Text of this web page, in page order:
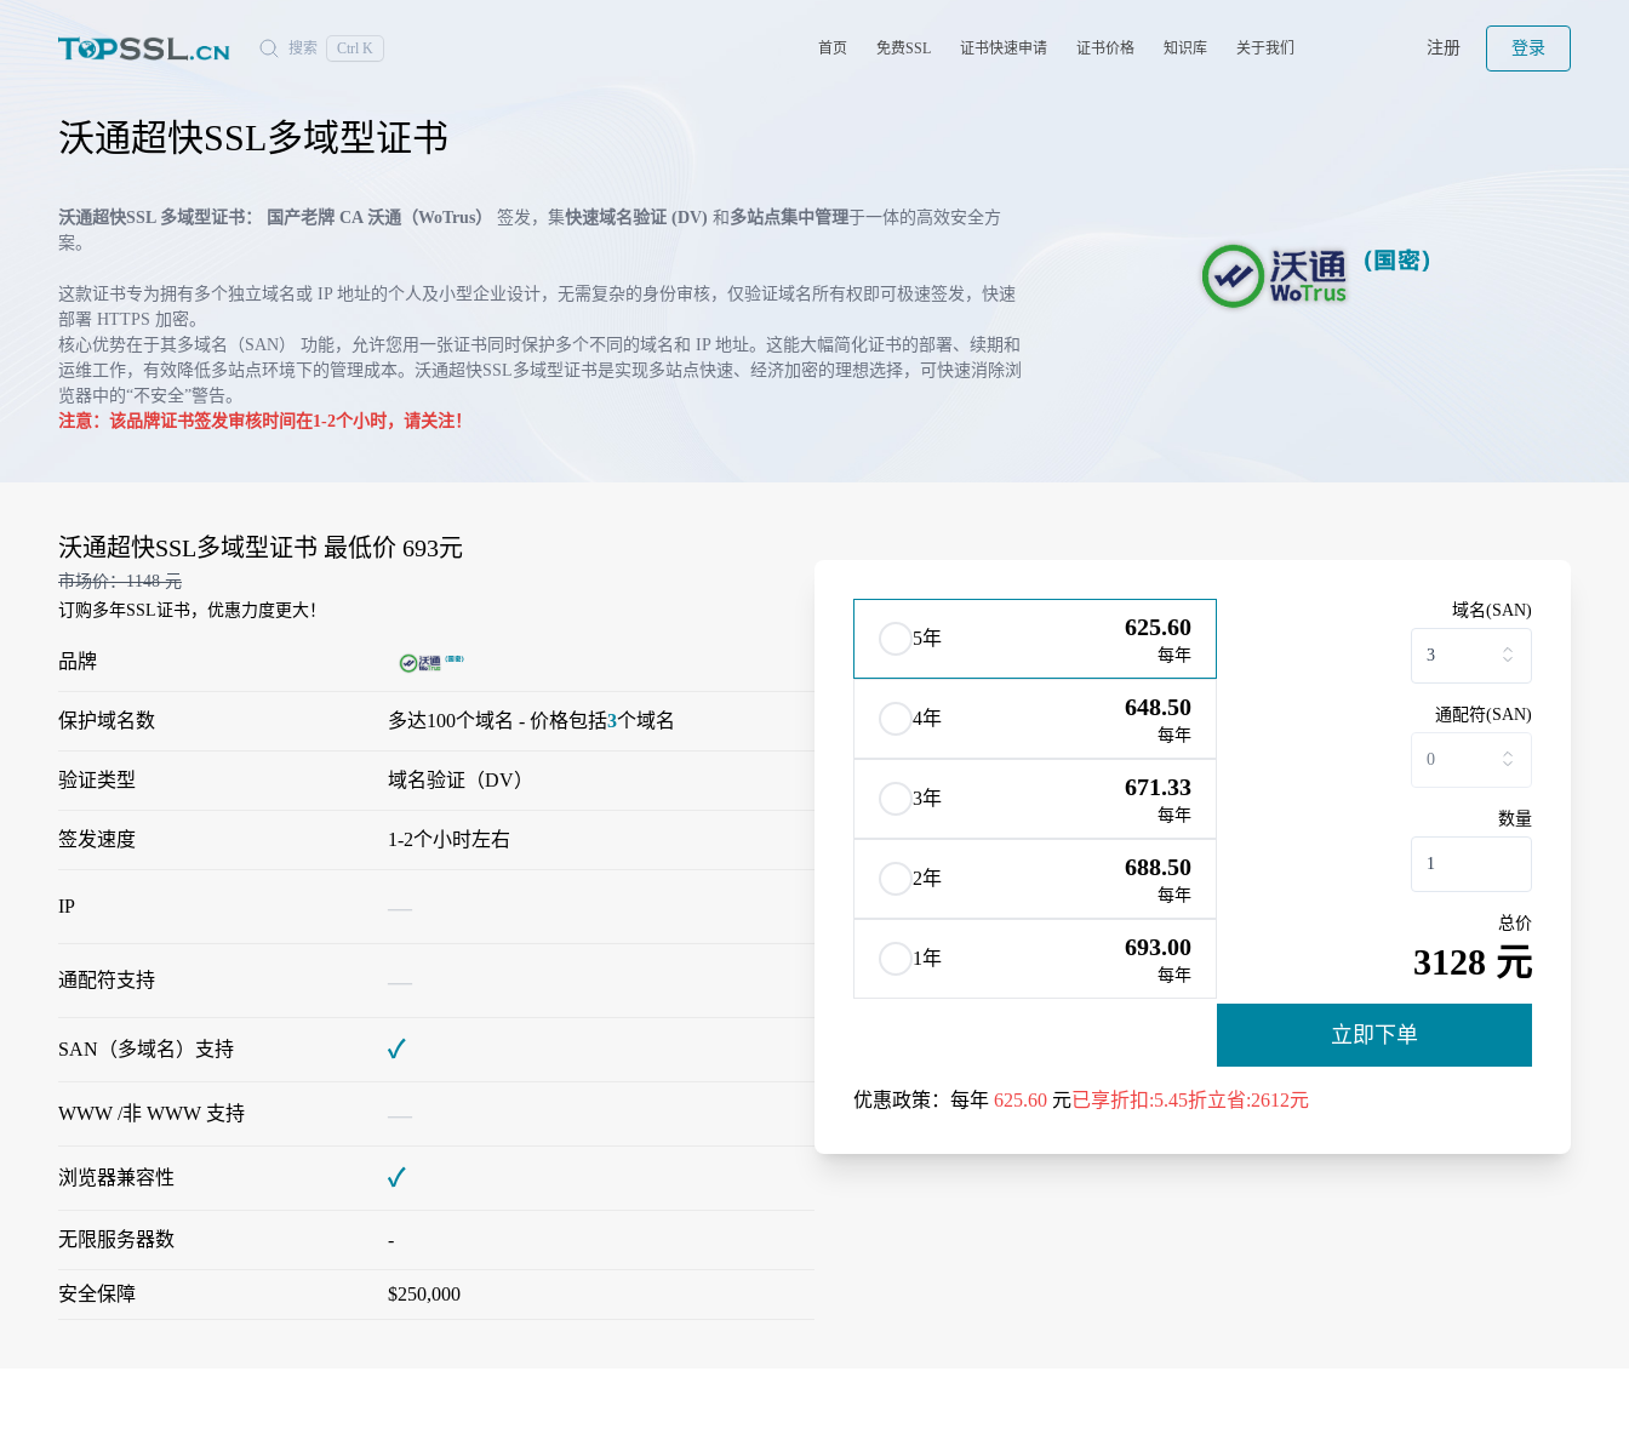
搜索 Ctrl K 首页 免费SSL 证书快速申请 证书价格 知识库 关于我们 注册 登录
沃通超快SSL多域型证书
沃通超快SSL 多域型证书： 国产老牌 CA 沃通（WoTrus） 签发，集快速域名验证 (DV) 和 多站点集中管理于一体的高效安全方
案。
这款证书专为拥有多个独立域名或 IP 地址的个人及小型企业设计，无需复杂的身份审核，仅验证域名所有权即可极速签发，快速
部署 HTTPS 加密。
核心优势在于其多域名（SAN） 功能，允许您用一张证书同时保护多个不同的域名和 IP 地址。这能大幅简化证书的部署、续期和
运维工作，有效降低多站点环境下的管理成本。沃通超快SSL多域型证书是实现多站点快速、经济加密的理想选择，可快速消除浏
览器中的“不安全”警告。
注意：该品牌证书签发审核时间在1-2个小时，请关注！
沃通超快SSL多域型证书 最低价 693元
市场价：1148 元
订购多年SSL证书，优惠力度更大！
品牌
保护域名数 多达100个域名 - 价格包括3个域名
验证类型 域名验证（DV）
签发速度 1-2个小时左右
IP —
通配符支持 —
SAN（多域名）支持 ✓
WWW /非 WWW 支持 —
浏览器兼容性 ✓
无限服务器数 -
安全保障 $250,000
5年 625.60
每年
4年 648.50
每年
3年 671.33
每年
2年 688.50
每年
1年 693.00
每年
域名(SAN)
通配符(SAN)
数量
总价
3128 元
立即下单
优惠政策： 每年 625.60 元 5.45折 2612元